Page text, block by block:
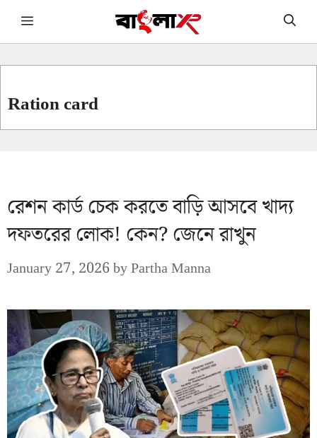
Skip Menu
Ration card
রেশন কার্ড চেক করতে বাড়ি আসবে খাদ্য
দফতরের লোক! কেন? জেনে রাখুন
January 27, 2026byPartha Manna